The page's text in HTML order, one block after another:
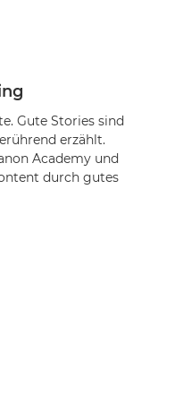
Gute Stories sind
erzählt.
Academy und
durch gutes